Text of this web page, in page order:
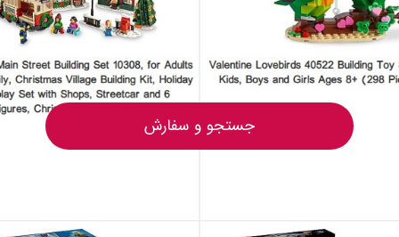
جستجو و سفارش